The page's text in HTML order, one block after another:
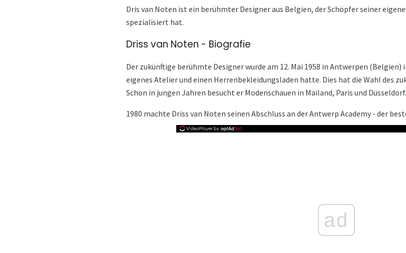
Dris van Noten ist ein berühmter Designer aus Belgien, der Schöpfer seiner
spezialisiert hat.
Driss van Noten - Biografie
Der zukünftige berühmte Designer wurde am 12. Mai 1958 in Antwerpen
eigenes Atelier und einen Herrenbekleidungsladen hatte. Dies hat die Wahl des
Schon in jungen Jahren besucht er Modenschauen in Mailand, Paris und Düsseldorf.
1980 machte Driss van Noten seinen Abschluss an der Antwerp Academy - der
ad